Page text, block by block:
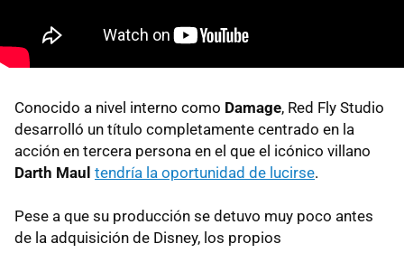
Conocido a nivel interno como Damage, Red Fly Studio
desarrolló un título completamente centrado en la
acción en tercera persona en el que el icónico villano
Darth Maul tendría la oportunidad de lucirse.
Pese a que su producción se detuvo muy poco antes
de la adquisición de Disney, los propios